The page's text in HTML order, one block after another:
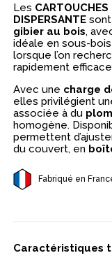
Les
DISPERSANTE
gibier au bois,
idéale en sous-
lorsque l’on
rapidement
Avec une charge
elles privilégient
associée à du
homogène.
permettent
du couvert, en
Fabriqué en
Caractéristiques